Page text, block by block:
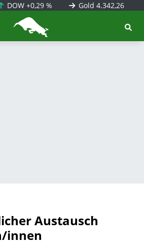
DOW+0,29 % Gold 4.342,26
BörsenNEWS.de
Austausch
innen